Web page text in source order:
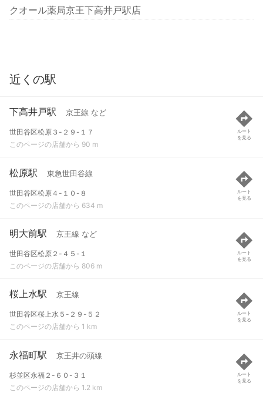
クオール薬局京王下高井戸駅店
近くの駅
下高井戸駅 京王線 など
世田谷区松原３-２９-１７
このページの店舗から 90 m
ルート
を見る
松原駅 東急世田谷線
世田谷区松原４-１０-８
このページの店舗から 634 m
ルート
を見る
明大前駅 京王線 など
世田谷区松原２-４５-１
このページの店舗から 806 m
ルート
を見る
桜上水駅 京王線
世田谷区桜上水５-２９-５２
このページの店舗から 1 km
ルート
を見る
永福町駅 京王井の頭線
杉並区永福２-６０-３１
このページの店舗から 1.2 km
ルート
を見る